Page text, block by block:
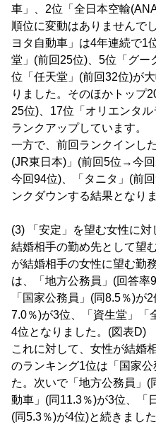
車」、2位「全日本空輸
順位に変動はありませんで
ヨタ自動車」は4年連続で1
堂」(前回25位)、5位「グー
位「任天堂」(前回32位)が
りました。そのほかトップ
25位)、17位「オリエンタ
ランクアップしています。
一方で、前回ランクインし
(JR東日本)」(前回5位→今
今回94位)、「タニタ」(前
ンクダウンする結果となり
(3) 「安定」を望む女性に
結婚相手の勤め先として望
が結婚相手の女性に望む勤
は、「地方公務員」(回答率
「国家公務員」(同8.5％)が
7.0％)が3位、「資生堂」「
4位となりました。(図表D)
これに対して、女性が結婚
のランキング1位は「国家
た。次いで「地方公務員」(
動車」(同11.3％)が3位、「
(同5.3％)が4位)と続きまし